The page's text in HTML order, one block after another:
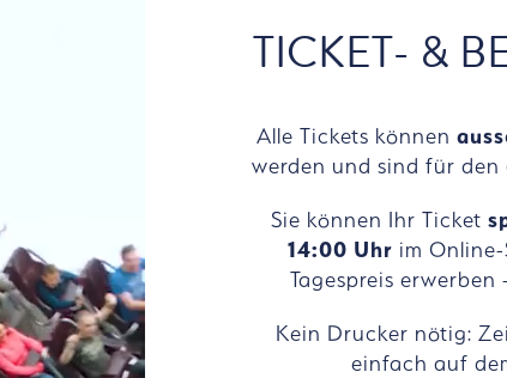
TICKET- &
Alle Tickets können
werden und sind für
Sie können Ihr Ticket
14:00 Uhr im
Tagespreis
Kein Drucker nötig:
einfach auf